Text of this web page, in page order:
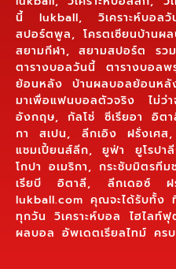
นี้ lukball, วิเคราะห์บอล
สปอร์ตพูล, โครตเซียนบ้านผ
สยามกีฬา, สยามสปอร์ต รว
ตารางบอลวันนี้ ตารางบอล
ย้อนหลัง บ้านผลบอลย้อนห
มาเพื่อแฟนบอลตัวจริง ไม่ว่
อังกฤษ, กัลโช่ ซีเรียอา อิต
กา สเปน, ลีกเอิง ฝรั่งเศ
แชมเปี้ยนส์ลีก, ยูฟ่า ยูโรป
โกปา อเมริกา, กระชับมิตรที
เรียบี อิตาลี, ลีกเดอซ์
lukball.com คุณจะได้รับทั้ง
ทุกวัน วิเคราะห์บอล ไฮไลท์
ผลบอล อัพเดตเรียลไทม์ คร